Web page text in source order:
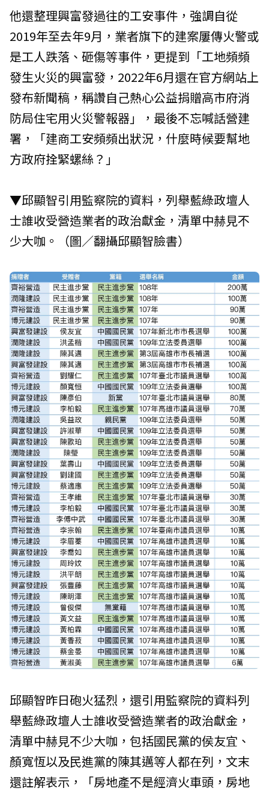
他還整理興富發過往的工安事件，強調自從
2019年至去年9月，業者旗下的建案屢傳火警或
是工人跌落、砸傷等事件，更提到「工地頻頻
發生火災的興富發，2022年6月還在官方網站上
發布新聞稿，稱讚自己熱心公益捐贈高市府消
防局住宅用火災警報器」，最後不忘喊話營建
署，「建商工安頻頻出狀況，什麼時候要幫地
方政府拴緊螺絲？」
▼邱顯智引用監察院的資料，列舉藍綠政壇人
士誰收受營造業者的政治獻金，清單中赫見不
少大咖。（圖／翻攝邱顯智臉書）
邱顯智昨日砲火猛烈，還引用監察院的資料列
舉藍綠政壇人士誰收受營造業者的政治獻金，
清單中赫見不少大咖，包括國民黨的侯友宜、
顏寬恆以及民進黨的陳其邁等人都在列，文末
還註解表示，「房地產不是經濟火車頭，房地